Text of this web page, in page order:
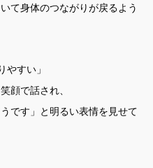
て身体のつながりが戻るよう
すい」
顔で話され、
です」と明るい表情を見せて